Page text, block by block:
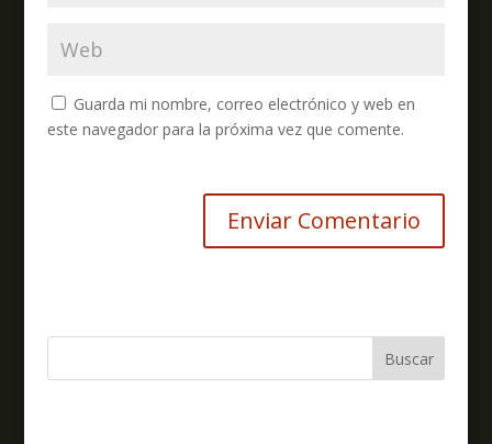
Guarda mi nombre, correo electrónico y web en
este navegador para la próxima vez que comente.
Buscar